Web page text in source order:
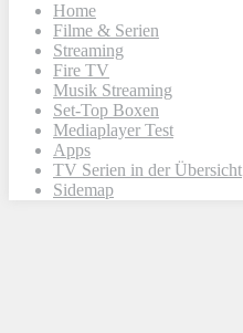
Home
Filme & Serien
Streaming
Fire TV
Musik Streaming
Set-Top Boxen
Mediaplayer Test
Apps
TV Serien in der Übersicht
Sidemap